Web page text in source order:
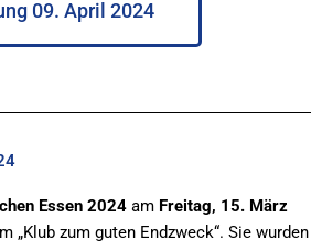
09. April 2024
Essen 2024 am Freitag, 15. März
„Klub zum guten Endzweck“. Sie wurden